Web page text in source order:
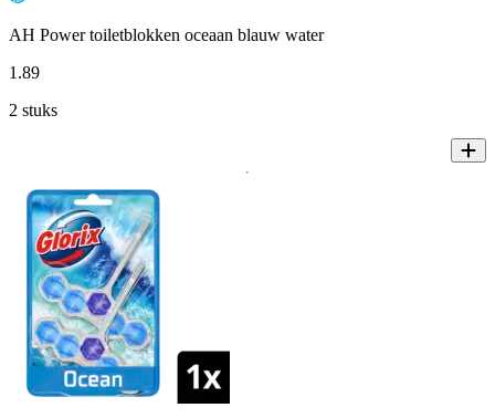
AH Power toiletblokken oceaan blauw water
1.89
2 stuks